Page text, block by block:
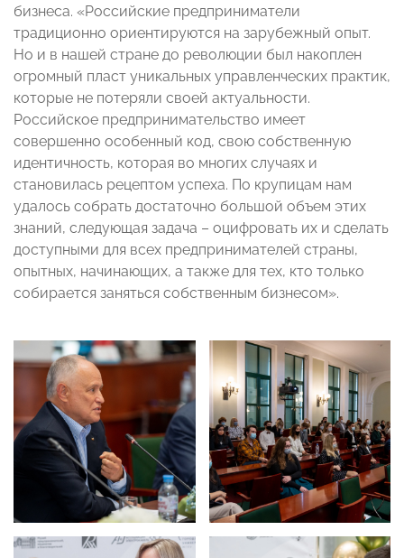
бизнеса. «Российские предприниматели
традиционно ориентируются на зарубежный опыт.
Но и в нашей стране до революции был накоплен
огромный пласт уникальных управленческих практик,
которые не потеряли своей актуальности.
Российское предпринимательство имеет
совершенно особенный код, свою собственную
идентичность, которая во многих случаях и
становилась рецептом успеха. По крупицам нам
удалось собрать достаточно большой объем этих
знаний, следующая задача – оцифровать их и сделать
доступными для всех предпринимателей страны,
опытных, начинающих, а также для тех, кто только
собирается заняться собственным бизнесом».